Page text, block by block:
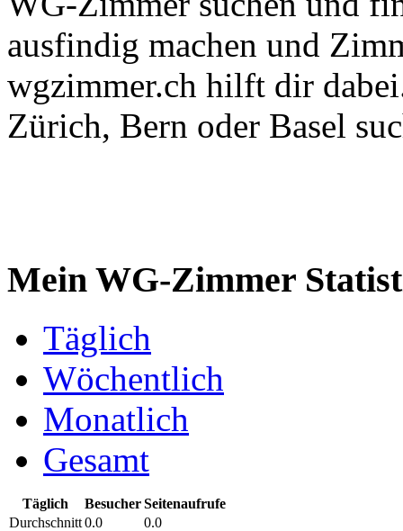
ausfindig machen und
wgzimmer.ch hilft dir
Zürich, Bern oder Basel
Mein WG-Zimmer
Täglich
Wöchentlich
Monatlich
Gesamt
Täglich BesucherSeitenaufrufe
Durchschnitt0.0
0.0